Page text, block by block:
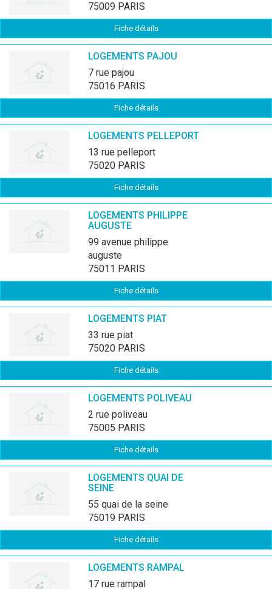
75009 PARIS
Fiche détails
LOGEMENTS PAJOU
7 rue pajou
75016 PARIS
Fiche détails
LOGEMENTS PELLEPORT
13 rue pelleport
75020 PARIS
Fiche détails
LOGEMENTS PHILIPPE
AUGUSTE
99 avenue philippe
auguste
75011 PARIS
Fiche détails
LOGEMENTS PIAT
33 rue piat
75020 PARIS
Fiche détails
LOGEMENTS POLIVEAU
2 rue poliveau
75005 PARIS
Fiche détails
LOGEMENTS QUAI DE
SEINE
55 quai de la seine
75019 PARIS
Fiche détails
LOGEMENTS RAMPAL
17 rue rampal